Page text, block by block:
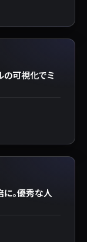
の可視化でミ
。優秀な人